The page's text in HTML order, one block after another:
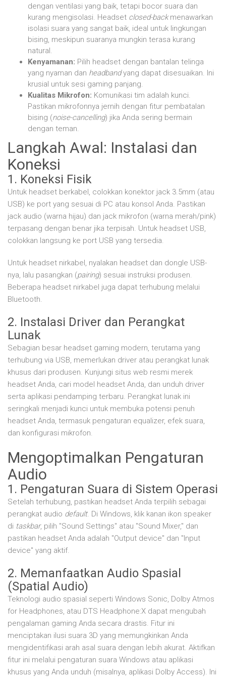
dengan ventilasi yang baik, tetapi bocor suara dan
kurang mengisolasi. Headset closed-backmenawarkan
isolasi suara yang sangat baik, ideal untuk lingkungan
bising, meskipun suaranya mungkin terasa kurang
natural.
Kenyamanan: Pilih headset dengan bantalan telinga
yang nyaman dan headbandyang dapat disesuaikan. Ini
krusial untuk sesi gaming panjang.
Kualitas Mikrofon: Komunikasi tim adalah kunci.
Pastikan mikrofonnya jernih dengan fitur pembatalan
bising (noise-cancelling) jika Anda sering bermain
dengan teman.
Langkah Awal: Instalasi dan
Koneksi
1. Koneksi Fisik
Untuk headset berkabel, colokkan konektor jack 3.5mm (atau
USB) ke port yang sesuai di PC atau konsol Anda. Pastikan
jack audio (warna hijau) dan jack mikrofon (warna merah/pink)
terpasang dengan benar jika terpisah. Untuk headset USB,
colokkan langsung ke port USB yang tersedia.
Untuk headset nirkabel, nyalakan headset dan dongle USB-
nya, lalu pasangkan (pairing) sesuai instruksi produsen.
Beberapa headset nirkabel juga dapat terhubung melalui
Bluetooth.
2. Instalasi Driver dan Perangkat
Lunak
Sebagian besar headset gaming modern, terutama yang
terhubung via USB, memerlukan driver atau perangkat lunak
khusus dari produsen. Kunjungi situs web resmi merek
headset Anda, cari model headset Anda, dan unduh driver
serta aplikasi pendamping terbaru. Perangkat lunak ini
seringkali menjadi kunci untuk membuka potensi penuh
headset Anda, termasuk pengaturan equalizer, efek suara,
dan konfigurasi mikrofon.
Mengoptimalkan Pengaturan
Audio
1. Pengaturan Suara di Sistem Operasi
Setelah terhubung, pastikan headset Anda terpilih sebagai
perangkat audio default. Di Windows, klik kanan ikon speaker
di taskbar, pilih "Sound Settings" atau "Sound Mixer," dan
pastikan headset Anda adalah "Output device" dan "Input
device" yang aktif.
2. Memanfaatkan Audio Spasial
(Spatial Audio)
Teknologi audio spasial seperti Windows Sonic, Dolby Atmos
for Headphones, atau DTS Headphone:X dapat mengubah
pengalaman gaming Anda secara drastis. Fitur ini
menciptakan ilusi suara 3D yang memungkinkan Anda
mengidentifikasi arah asal suara dengan lebih akurat. Aktifkan
fitur ini melalui pengaturan suara Windows atau aplikasi
khusus yang Anda unduh (misalnya, aplikasi Dolby Access). Ini